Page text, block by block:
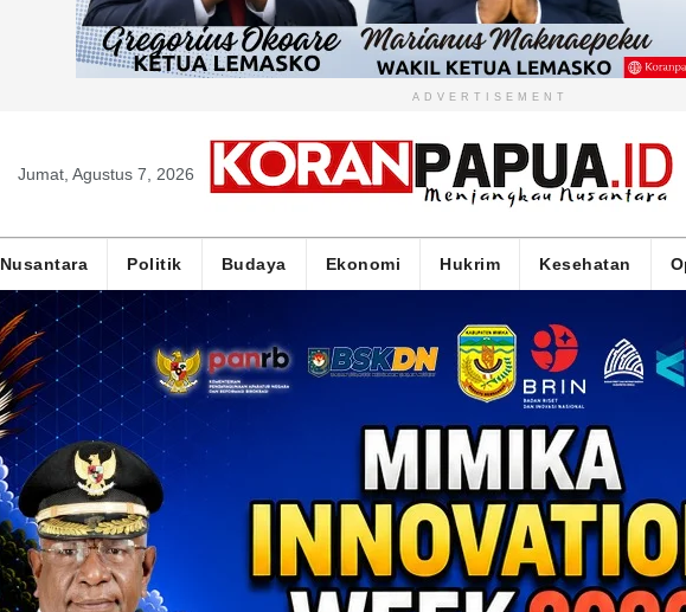
ADVERTISEMENT
Jumat, Agustus 7, 2026
Nusantara Politik Budaya Ekonomi Hukrim Kesehatan